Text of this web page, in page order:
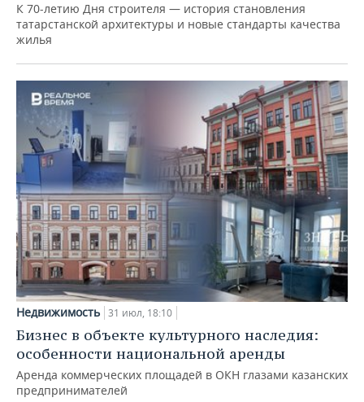
К 70-летию Дня строителя — история становления
татарстанской архитектуры и новые стандарты качества
жилья
Недвижимость 31 июл, 18:10
Бизнес в объекте культурного наследия:
особенности национальной аренды
Аренда коммерческих площадей в ОКН глазами казанских
предпринимателей